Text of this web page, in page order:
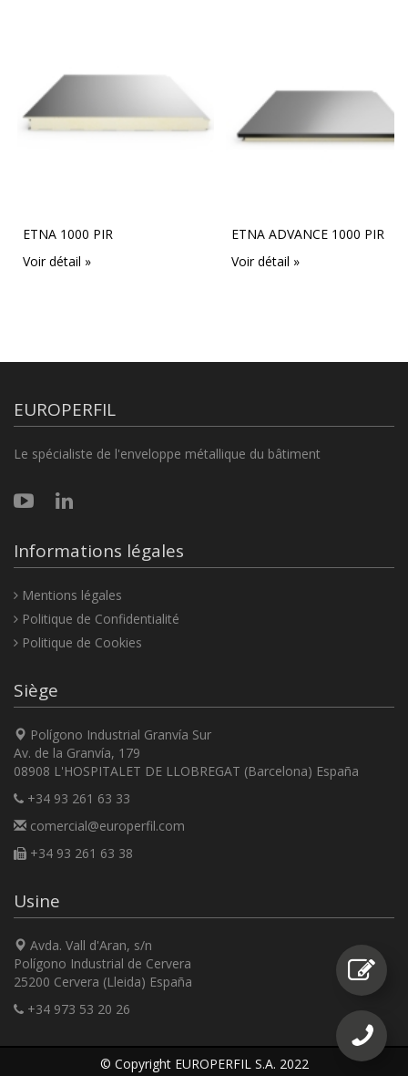
ETNA 1000 PIR
Voir détail »
ETNA ADVANCE 1000 PIR
Voir détail »
EUROPERFIL
Le spécialiste de l'enveloppe métallique du bâtiment
Informations légales
Mentions légales
Politique de Confidentialité
Politique de Cookies
Siège
Polígono Industrial Granvía Sur
Av. de la Granvía, 179
08908 L'HOSPITALET DE LLOBREGAT (Barcelona) España
+34 93 261 63 33
comercial@europerfil.com
+34 93 261 63 38
Usine
Avda. Vall d'Aran, s/n
Polígono Industrial de Cervera
25200 Cervera (Lleida) España
+34 973 53 20 26
© Copyright EUROPERFIL S.A. 2022